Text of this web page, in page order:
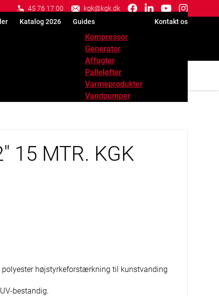
45 76 17 00 kgk@kgk.dk
facebook
linkedin
brands
youtubeinstagram
Katalog 2026 Guides
Kompressor
Generator
Affugter
Palleløfter
Varmeprodukter
Vandpumper
Kontakt os
15 MTR. KGK
højstyrkeforstærkning til kunstvanding
bestandig.